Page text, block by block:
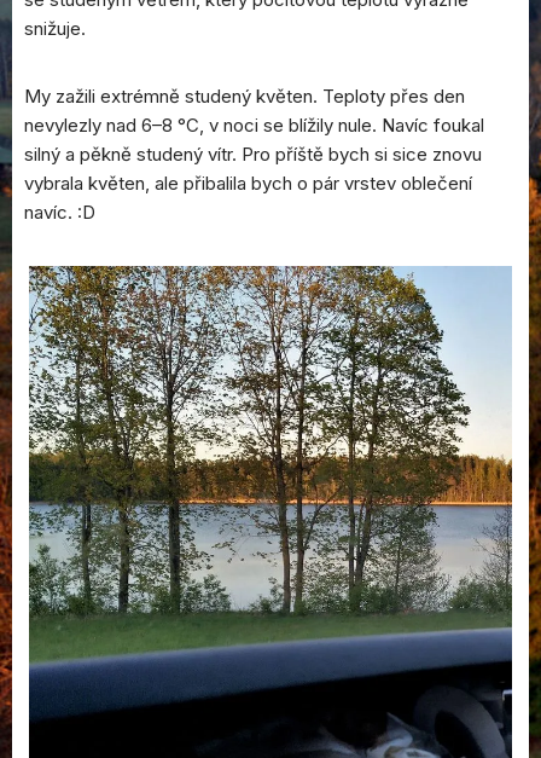
snižuje.
My zažili extrémně studený květen. Teploty přes den
nevylezly nad 6–8 °C, v noci se blížily nule. Navíc foukal
silný a pěkně studený vítr. Pro příště bych si sice znovu
vybrala květen, ale přibalila bych o pár vrstev oblečení
navíc. :D